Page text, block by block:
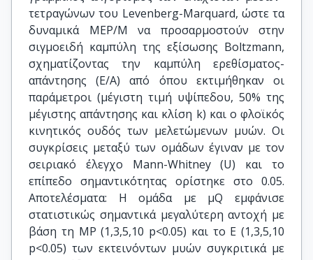
τετραγώνων του Levenberg-Marquard, ώστε τα
δυναμικά MEP/M να προσαρμοστούν στην
σιγμοειδή καμπύλη της εξίσωσης Boltzmann,
σχηματίζοντας την καμπύλη ερεθίσματος-
απάντησης (Ε/Α) από όπου εκτιμήθηκαν οι
παράμετροι (μέγιστη τιμή υψίπεδου, 50% της
μέγιστης απάντησης και κλίση k) και ο φλοϊκός
κινητικός ουδός των μελετώμενων μυών. Οι
συγκρίσεις μεταξύ των ομάδων έγιναν με τον
σειριακό έλεγχο Mann-Whitney (U) και το
επίπεδο σημαντικότητας ορίστηκε στο 0.05.
Αποτελέσματα: Η ομάδα με μQ εμφάνισε
στατιστικώς σημαντικά μεγαλύτερη αντοχή με
βάση τη ΜΡ (1,3,5,10 p<0.05) και το Ε (1,3,5,10
p<0.05) των εκτεινόντων μυών συγκριτικά με